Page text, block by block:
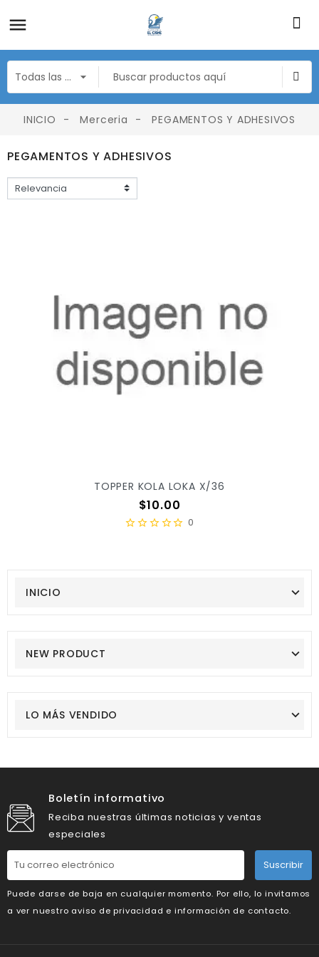
INICIO Merceria PEGAMENTOS Y ADHESIVOS
INICIO
NEW PRODUCT
LO MÁS VENDIDO
PEGAMENTOS Y ADHESIVOS
TOPPER KOLA LOKA X/36
Precio
$10.00
0
Boletín informativo
Reciba nuestras últimas noticias y ventas
especiales
Suscribir
Puede darse de baja en cualquier momento. Por ello, lo invitamos
a ver nuestro aviso de privacidad e información de contacto.